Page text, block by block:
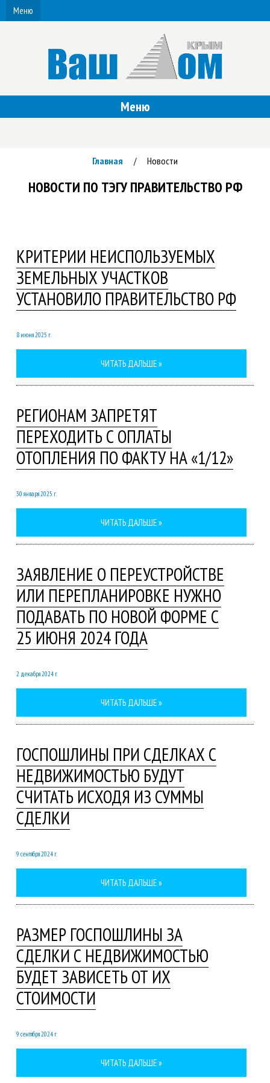
Меню
Меню
Главная / Новости
НОВОСТИ ПО ТЭГУ ПРАВИТЕЛЬСТВО РФ
КРИТЕРИИ НЕИСПОЛЬЗУЕМЫХ
ЗЕМЕЛЬНЫХ УЧАСТКОВ
УСТАНОВИЛО ПРАВИТЕЛЬСТВО РФ
8 июня 2025 г.
ЧИТАТЬ ДАЛЬШЕ »
РЕГИОНАМ ЗАПРЕТЯТ
ПЕРЕХОДИТЬ С ОПЛАТЫ
ОТОПЛЕНИЯ ПО ФАКТУ НА «1/12»
30 января 2025 г.
ЧИТАТЬ ДАЛЬШЕ »
ЗАЯВЛЕНИЕ О ПЕРЕУСТРОЙСТВЕ
ИЛИ ПЕРЕПЛАНИРОВКЕ НУЖНО
ПОДАВАТЬ ПО НОВОЙ ФОРМЕ С
25 ИЮНЯ 2024 ГОДА
2 декабря 2024 г.
ЧИТАТЬ ДАЛЬШЕ »
ГОСПОШЛИНЫ ПРИ СДЕЛКАХ С
НЕДВИЖИМОСТЬЮ БУДУТ
СЧИТАТЬ ИСХОДЯ ИЗ СУММЫ
СДЕЛКИ
9 сентября 2024 г.
ЧИТАТЬ ДАЛЬШЕ »
РАЗМЕР ГОСПОШЛИНЫ ЗА
СДЕЛКИ С НЕДВИЖИМОСТЬЮ
БУДЕТ ЗАВИСЕТЬ ОТ ИХ
СТОИМОСТИ
9 сентября 2024 г.
ЧИТАТЬ ДАЛЬШЕ »